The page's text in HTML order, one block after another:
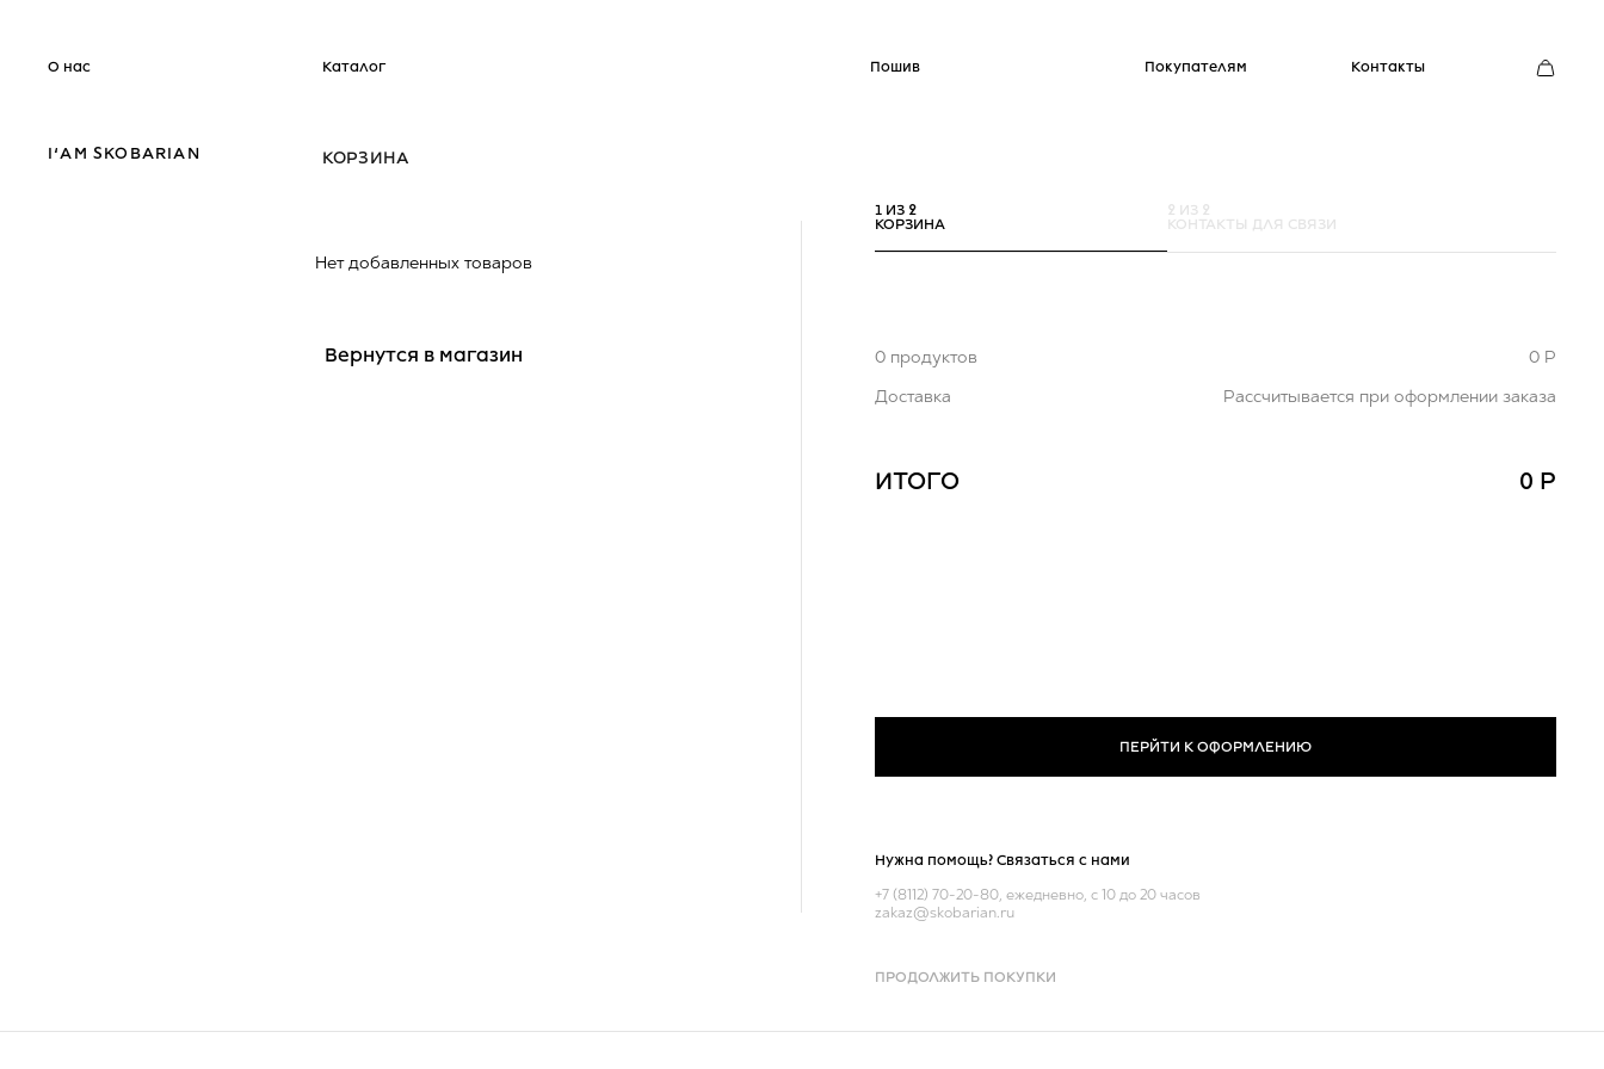
О нас Каталог Пошив Покупателям Контакты
I’AM SKOBARIAN КОРЗИНА
Нет добавленных товаров
Вернутся в магазин
1 ИЗ 2
КОРЗИНА
2 ИЗ 2
КОНТАКТЫ ДЛЯ СВЯЗИ
0 продуктов 0P
Доставка Рассчитывается при оформлении заказа
ИТОГО 0 P
ПЕРЙТИ К ОФОРМЛЕНИЮ
Нужна помощь? Связаться с нами
+7 (8112) 70-20-80, ежедневно, с 10 до 20 часов
zakaz@skobarian.ru
ПРОДОЛЖИТЬ ПОКУПКИ